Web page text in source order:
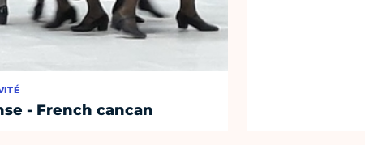
- French cancan